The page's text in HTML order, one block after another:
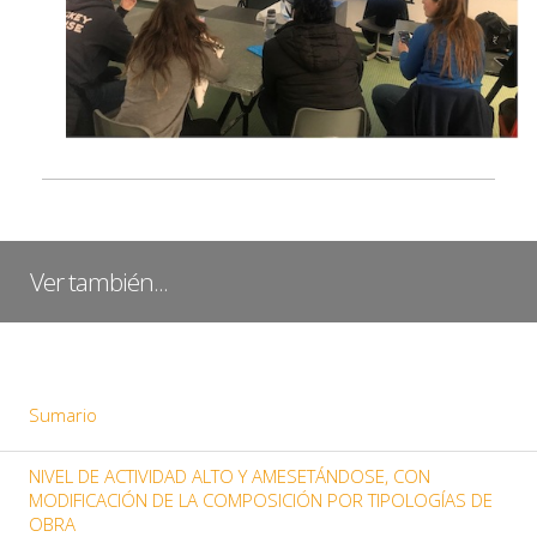
Ver también...
Sumario
NIVEL DE ACTIVIDAD ALTO Y AMESETÁNDOSE, CON
MODIFICACIÓN DE LA COMPOSICIÓN POR TIPOLOGÍAS DE
OBRA